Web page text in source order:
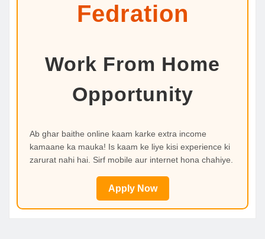
Fedration
Work From Home
Opportunity
Ab ghar baithe online kaam karke extra income
kamaane ka mauka! Is kaam ke liye kisi experience ki
zarurat nahi hai. Sirf mobile aur internet hona chahiye.
Apply Now